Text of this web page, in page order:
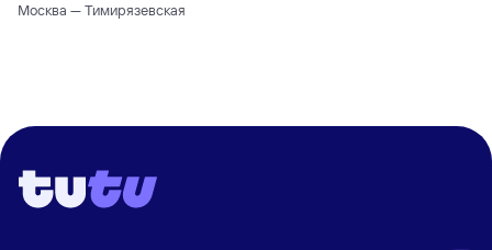
Москва — Тимирязевская